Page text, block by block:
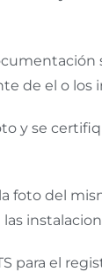
de el o los
y se
foto del
para el